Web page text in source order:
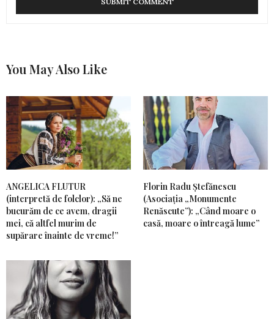
You May Also Like
ANGELICA FLUTUR
(interpretă de folclor): „Să ne
bucurăm de ce avem, dragii
mei, că altfel murim de
supărare înainte de vreme!”
Florin Radu Ștefănescu
(Asociația „Monumente
Renăscute”): „Când moare o
casă, moare o întreagă lume”